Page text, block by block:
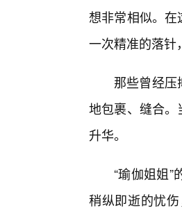
想非常相似。
一次精准的落针
那些曾经
地包裹、缝合
升华。
“瑜伽姐姐
稍纵即逝的忧